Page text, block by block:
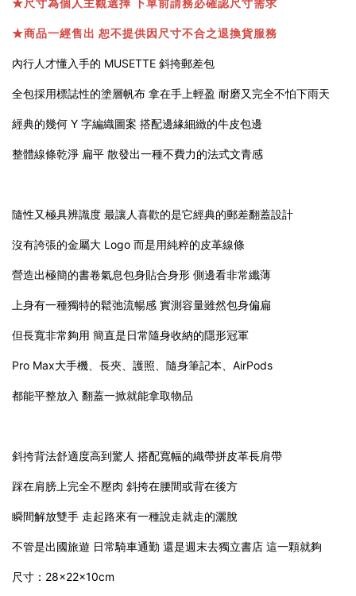
★尺寸為個人主觀選擇 下單前請務必確認尺寸需求
★商品一經售出 恕不提供因尺寸不合之退換貨服務
內行人才懂入手的 MUSETTE 斜挎郵差包
全包採用標誌性的塗層帆布 拿在手上輕盈 耐磨又完全不怕下雨天
經典的幾何 Y 字編織圖案 搭配邊緣細緻的牛皮包邊
整體線條乾淨 扁平 散發出一種不費力的法式文青感
隨性又極具辨識度 最讓人喜歡的是它經典的郵差翻蓋設計
沒有誇張的金屬大 Logo 而是用純粹的皮革線條
營造出極簡的書卷氣息包身貼合身形 側邊看非常纖薄
上身有一種獨特的鬆弛流暢感 實測容量雖然包身偏扁
但長寬非常夠用 簡直是日常隨身收納的隱形冠軍
Pro Max大手機、長夾、護照、隨身筆記本、AirPods
都能平整放入 翻蓋一掀就能拿取物品
斜挎背法舒適度高到驚人 搭配寬幅的織帶拼皮革長肩帶
踩在肩膀上完全不壓肉 斜挎在腰間或背在後方
瞬間解放雙手 走起路來有一種說走就走的灑脫
不管是出國旅遊 日常騎車通勤 還是週末去獨立書店 這一顆就夠
尺寸：28×22×10cm